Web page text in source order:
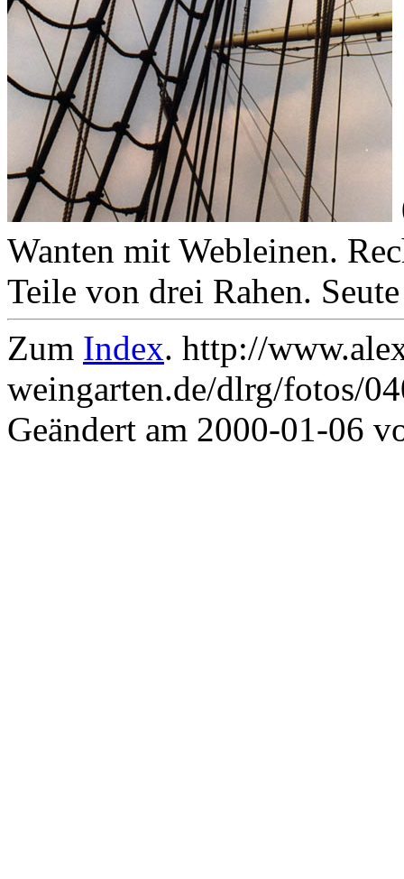
Wanten mit Webleinen.
Teile von drei Rahen.
Zum Index. http://
weingarten.de/dlrg/fotos/
Geändert am 2000-01-06